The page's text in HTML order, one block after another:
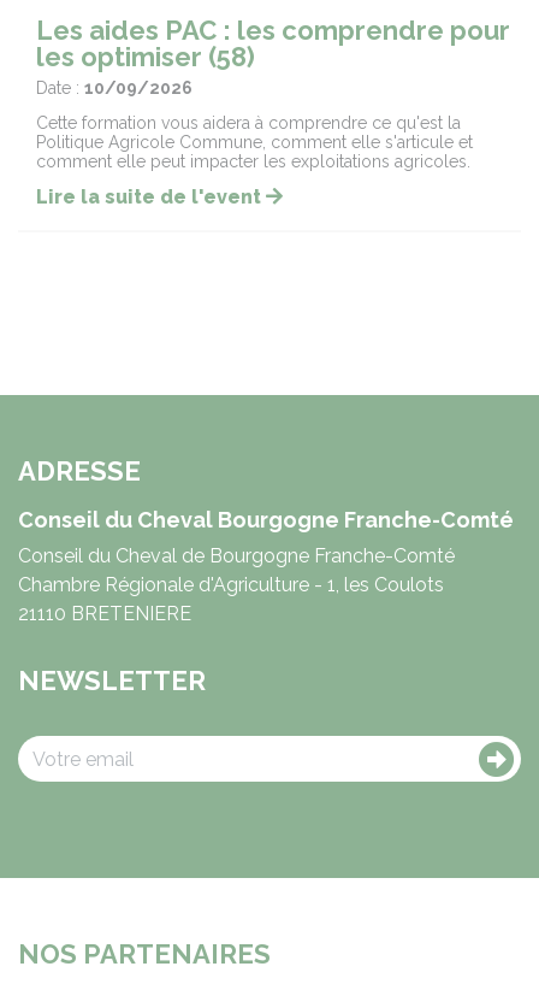
Les aides PAC : les comprendre pour
les optimiser (58)
Date : 10/09/2026
Cette formation vous aidera à comprendre ce qu'est la
Politique Agricole Commune, comment elle s'articule et
comment elle peut impacter les exploitations agricoles.
Lire la suite de l'event
ADRESSE
Conseil du Cheval Bourgogne Franche-Comté
Conseil du Cheval de Bourgogne Franche-Comté
Chambre Régionale d'Agriculture - 1, les Coulots
21110 BRETENIERE
NEWSLETTER
NOS PARTENAIRES